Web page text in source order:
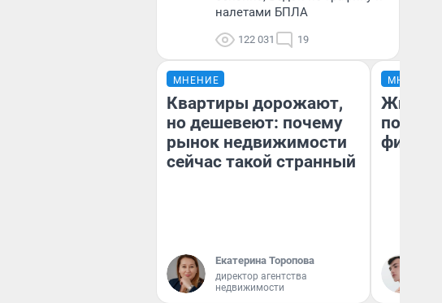
налетами БПЛА
122 031 19
МНЕНИЕ
Квартиры дорожают,
но дешевеют: почему
рынок недвижимости
сейчас такой странный
Екатерина Торопова
директор агентства
недвижимости
МНЕНИЕ
Жизнь